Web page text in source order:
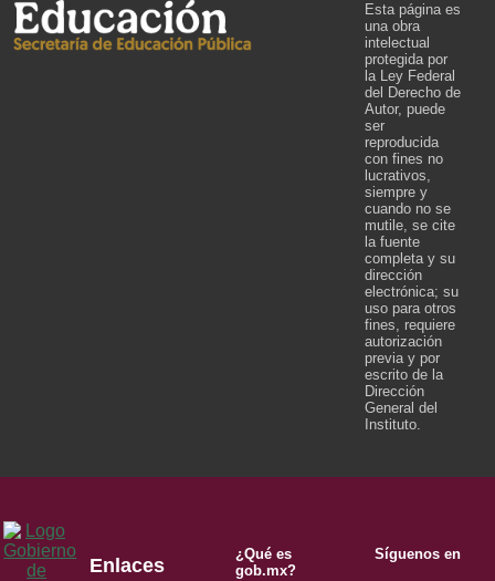
Esta página es
una obra
intelectual
protegida por
la Ley Federal
del Derecho de
Autor, puede
ser
reproducida
con fines no
lucrativos,
siempre y
cuando no se
mutile, se cite
la fuente
completa y su
dirección
electrónica; su
uso para otros
fines, requiere
autorización
previa y por
escrito de la
Dirección
General del
Instituto.
Enlaces
¿Qué es
gob.mx?
Síguenos en